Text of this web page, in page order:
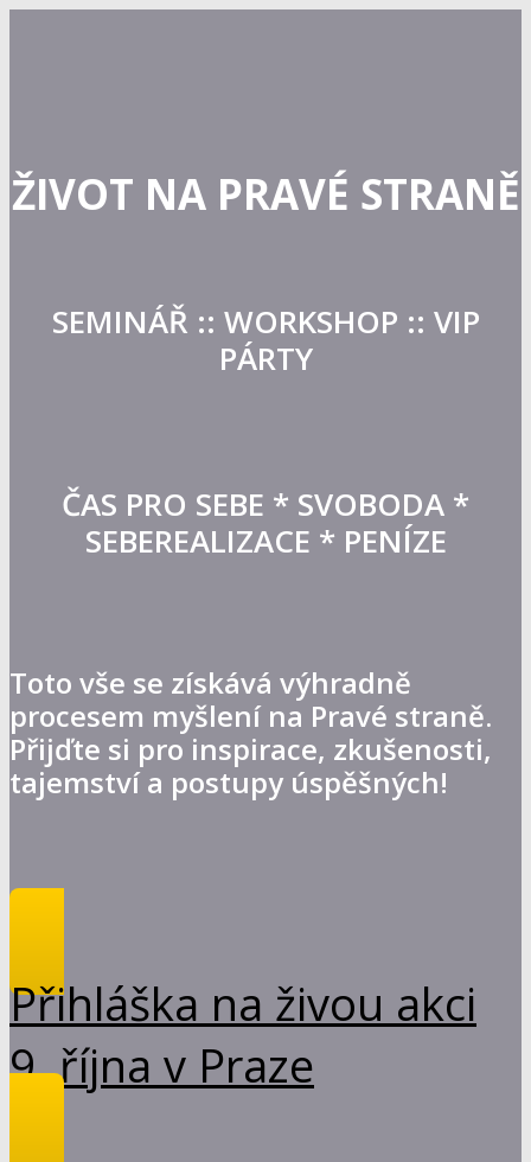
ŽIVOT NA PRAVÉ STRANĚ
SEMINÁŘ :: WORKSHOP :: VIP
PÁRTY
ČAS PRO SEBE * SVOBODA *
SEBEREALIZACE * PENÍZE
Toto vše se získává výhradně
procesem myšlení na Pravé straně.
Přijďte si pro inspirace, zkušenosti,
tajemství a postupy úspěšných!
Přihláška na živou akci
9. října v Praze